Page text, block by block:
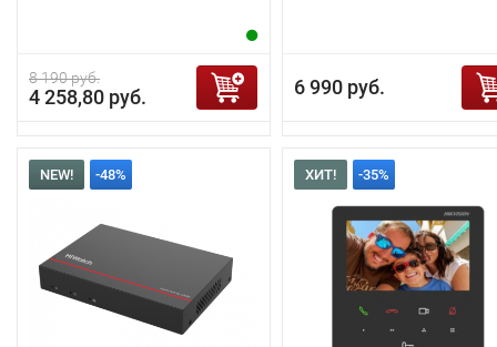
8 190 руб.
4 258,80 руб. 6 990 руб.
NEW! -48% ХИТ! -35%